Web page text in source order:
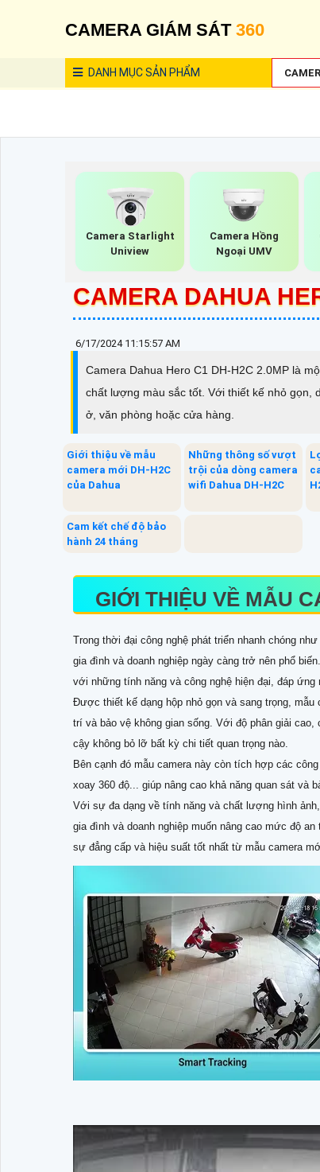
CAMERA GIÁM SÁT 360
DANH MỤCSẢN PHẨM
Camera Starlight
Uniview
Camera Hồng
Ngoại UMV
CAMERA DAHUA
6/17/2024 11:15:57 AM
Camera Dahua Hero C1 DH-H2C 2.0MP là
chất lượng màu sắc tốt. Với thiết kế nhỏ gọn,
ở, văn phòng hoặc cửa hàng.
Giới thiệu về mẫu
camera mới DH-H2C
của Dahua
Những thông số vượt
trội của dòng camera
wifi Dahua DH-H2C
Cam kết chế độ bảo
hành 24 tháng
GIỚI THIỆU VỀ MẪU
Trong thời đại công nghệ phát triển nhanh chóng
gia đình và doanh nghiệp ngày càng trở nên phổ
với những tính năng và công nghệ hiện đại, đáp
Được thiết kế dạng hộp nhỏ gọn và sang trọng,
trí và bảo vệ không gian sống. Với độ phân giải
cậy không bỏ lỡ bất kỳ chi tiết quan trọng nào.
Bên cạnh đó mẫu camera này còn tích hợp các
xoay 360 độ... giúp nâng cao khả năng quan sát và
Với sự đa dạng về tính năng và chất lượng hình
gia đình và doanh nghiệp muốn nâng cao mức độ
sự đẳng cấp và hiệu suất tốt nhất từ mẫu camera